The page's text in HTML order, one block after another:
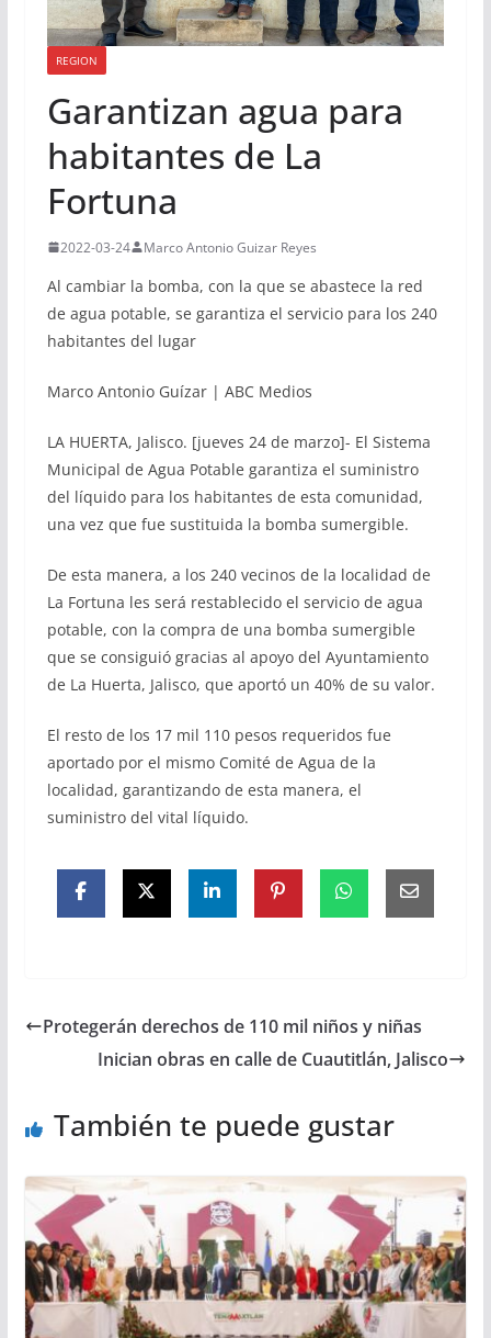
REGION
Garantizan agua para
habitantes de La
Fortuna
2022-03-24 Marco Antonio Guizar Reyes
Al cambiar la bomba, con la que se abastece la red
de agua potable, se garantiza el servicio para los 240
habitantes del lugar
Marco Antonio Guízar | ABC Medios
LA HUERTA, Jalisco. [jueves 24 de marzo]- El Sistema
Municipal de Agua Potable garantiza el suministro
del líquido para los habitantes de esta comunidad,
una vez que fue sustituida la bomba sumergible.
De esta manera, a los 240 vecinos de la localidad de
La Fortuna les será restablecido el servicio de agua
potable, con la compra de una bomba sumergible
que se consiguió gracias al apoyo del Ayuntamiento
de La Huerta, Jalisco, que aportó un 40% de su valor.
El resto de los 17 mil 110 pesos requeridos fue
aportado por el mismo Comité de Agua de la
localidad, garantizando de esta manera, el
suministro del vital líquido.
Protegerán derechos de 110 mil niños y niñas
Inician obras en calle de Cuautitlán, Jalisco
También te puede gustar